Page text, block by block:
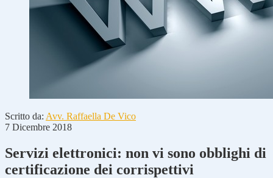
Scritto da: Avv. Raffaella De Vico
7 Dicembre 2018
Servizi elettronici: non vi sono obblighi di
certificazione dei corrispettivi